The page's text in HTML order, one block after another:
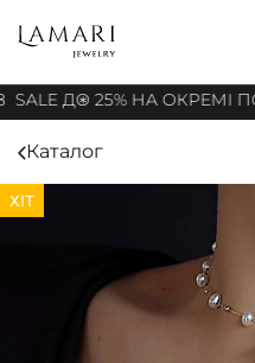
SALE ДО 25% НА ОКРЕМІ
Каталог
ХІТ